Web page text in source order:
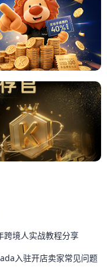
跨境人实战教程分享
入驻开店卖家常见问题